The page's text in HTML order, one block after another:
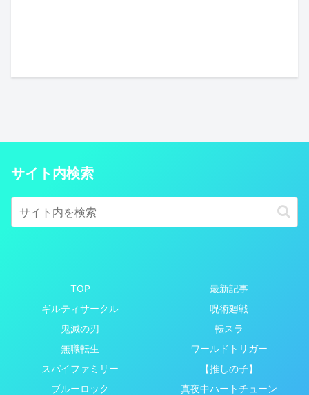
サイト内検索
TOP
最新記事
ギルティサークル
呪術廻戦
鬼滅の刃
転スラ
無職転生
ワールドトリガー
スパイファミリー
【推しの子】
ブルーロック
真夜中ハートチューン